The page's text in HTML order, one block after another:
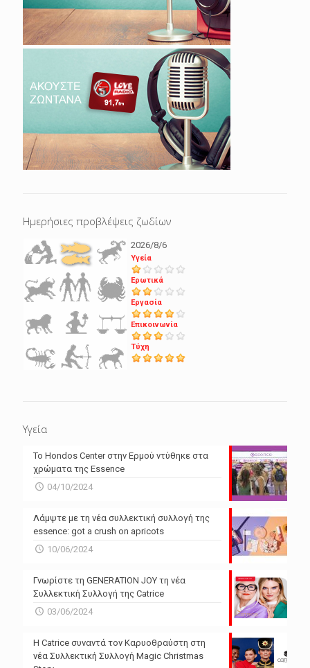
Ημερήσιες προβλέψεις ζωδίων
2026/8/6
Υγεία
Ερωτικά
Εργασία
Επικοινωνία
Τύχη
Υγεία
Το Hondos Center στην Ερμού ντύθηκε στα
χρώματα της Essence
04/10/2024
Λάμψτε με τη νέα συλλεκτική συλλογή της
essence: got a crush on apricots
10/06/2024
Γνωρίστε τη GENERATION JOY τη νέα
Συλλεκτική Συλλογή της Catrice
03/06/2024
Η Catrice συναντά τον Καρυοθραύστη στη
νέα Συλλεκτική Συλλογή Magic Christmas